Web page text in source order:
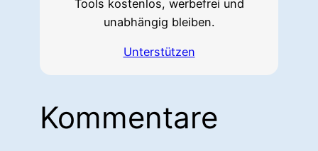
Tools kostenlos, werbefrei und
unabhängig bleiben.
Unterstützen
Kommentare